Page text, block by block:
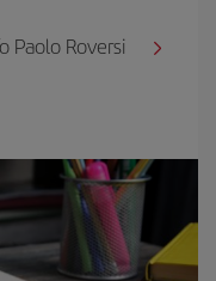
Paolo Roversi